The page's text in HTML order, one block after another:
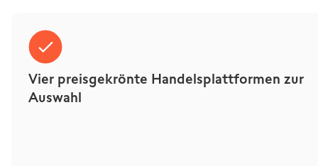
Vier preisgekrönte Handelsplattformen zur
Auswahl